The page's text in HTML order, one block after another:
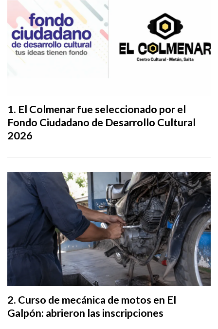
El Colmenar fue seleccionado por el
Fondo Ciudadano de Desarrollo Cultural
2026
Curso de mecánica de motos en El
Galpón: abrieron las inscripciones